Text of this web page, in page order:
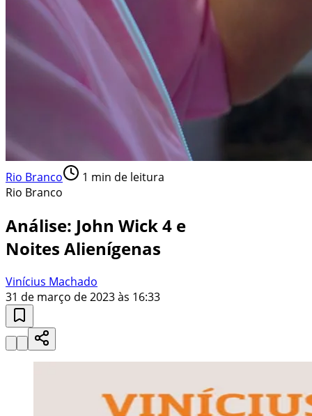
Rio Branco 1 min de leitura
Rio Branco
Análise: John Wick 4 e
Noites Alienígenas
Vinícius Machado
31 de março de 2023 às 16:33